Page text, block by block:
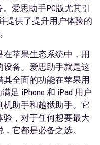
爱思助手PC版尤其引
提供了提升用户体验的
苹果生态系统中，用
设备。爱思助手就是这
全面的功能在苹果用
足 iPhone 和 iPad 用户
助手和越狱助手。它
，对于任何想要最大
它都是必备之选。